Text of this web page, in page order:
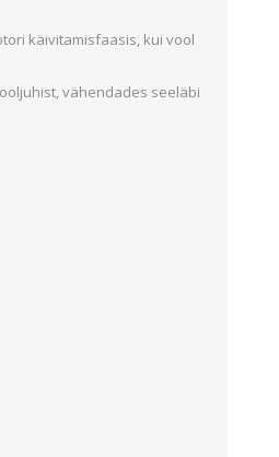
käivitamisfaasis, kui vool
vähendades seeläbi